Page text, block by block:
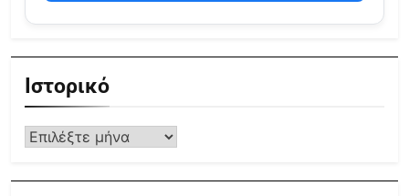
Ιστορικό